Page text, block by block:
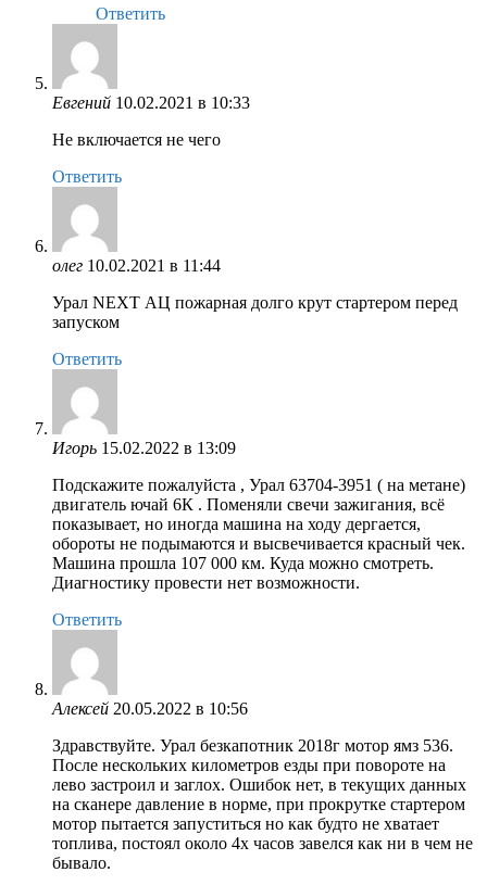
Ответить
Евгений 10.02.2021 в 10:33
Не включается не чего
Ответить
олег 10.02.2021 в 11:44
Урал NEXT АЦ пожарная долго крут стартером перед
запуском
Ответить
Игорь 15.02.2022 в 13:09
Подскажите пожалуйста , Урал 63704-3951 ( на метане)
двигатель ючай 6К . Поменяли свечи зажигания, всё
показывает, но иногда машина на ходу дергается,
обороты не подымаются и высвечивается красный чек.
Машина прошла 107 000 км. Куда можно смотреть.
Диагностику провести нет возможности.
Ответить
Алексей 20.05.2022 в 10:56
Здравствуйте. Урал безкапотник 2018г мотор ямз 536.
После нескольких километров езды при повороте на
лево застроил и заглох. Ошибок нет, в текущих данных
на сканере давление в норме, при прокрутке стартером
мотор пытается запуститься но как будто не хватает
топлива, постоял около 4х часов завелся как ни в чем не
бывало.